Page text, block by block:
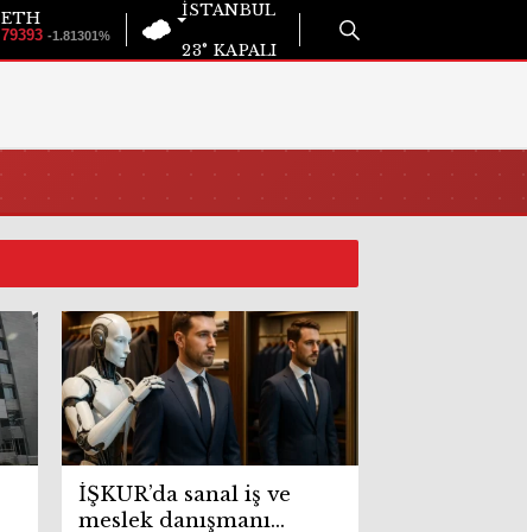
ETH
79393 -1.81301%
İSTANBUL
23° KAPALI
İŞKUR’da sanal iş ve
meslek danışmanı